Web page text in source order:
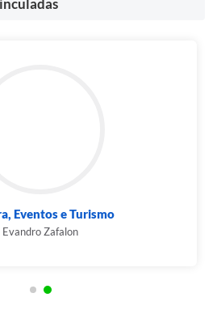
Eventos e Turismo
Evandro Zafalon